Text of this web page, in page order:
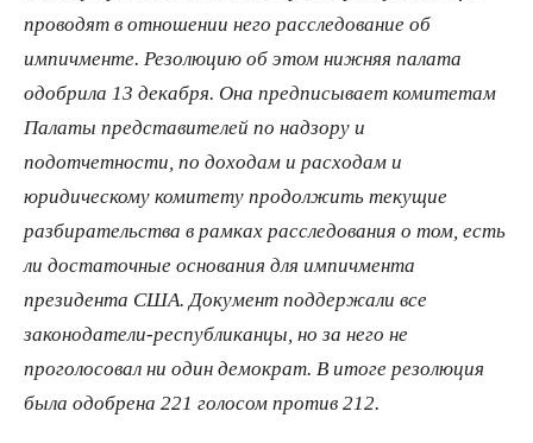
проводят в отношении него расследование об
импичменте. Резолюцию об этом нижняя палата
одобрила 13 декабря. Она предписывает комитетам
Палаты представителей по надзору и
подотчетности, по доходам и расходам и
юридическому комитету продолжить текущие
разбирательства в рамках расследования о том, есть
ли достаточные основания для импичмента
президента США. Документ поддержали все
законодатели-республиканцы, но за него не
проголосовал ни один демократ. В итоге резолюция
была одобрена 221 голосом против 212.